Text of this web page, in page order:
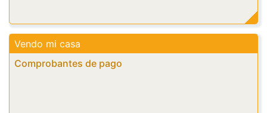
Comprobantes de pago
Vendo mi casa